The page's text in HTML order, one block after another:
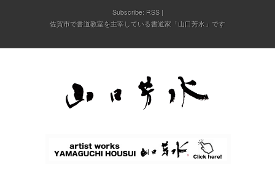
Subscribe: RSS
佐賀市で書道教室を主宰している書道家「山口芳水」です